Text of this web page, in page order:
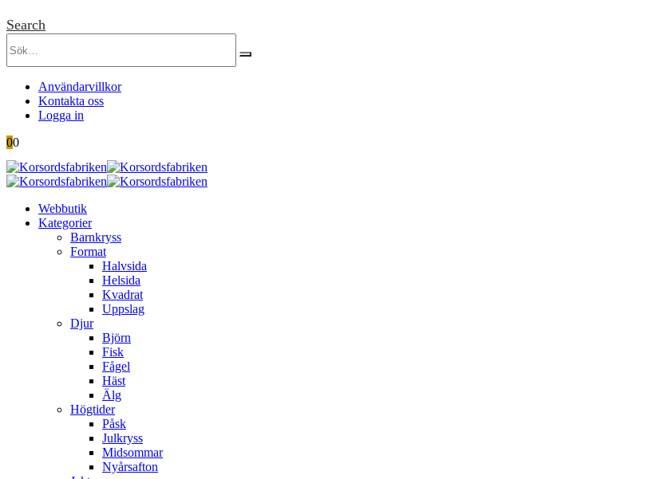
Search
Användarvillkor
Kontakta oss
Logga in
00
Webbutik
Kategorier
Barnkryss
Format
Halvsida
Helsida
Kvadrat
Uppslag
Djur
Björn
Fisk
Fågel
Häst
Älg
Högtider
Påsk
Julkryss
Midsommar
Nyårsafton